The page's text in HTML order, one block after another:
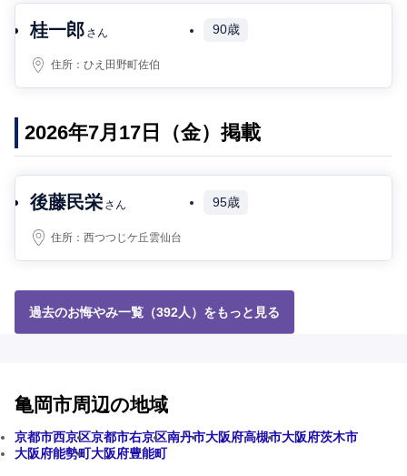
桂一郎 さん 90歳
住所：ひえ田野町佐伯
2026年7月17日（金）掲載
後藤民栄 さん 95歳
住所：西つつじケ丘雲仙台
過去のお悔やみ一覧（392人）をもっと見る
亀岡市周辺の地域
京都市西京区京都市右京区南丹市大阪府高槻市大阪府茨木市
大阪府能勢町大阪府豊能町